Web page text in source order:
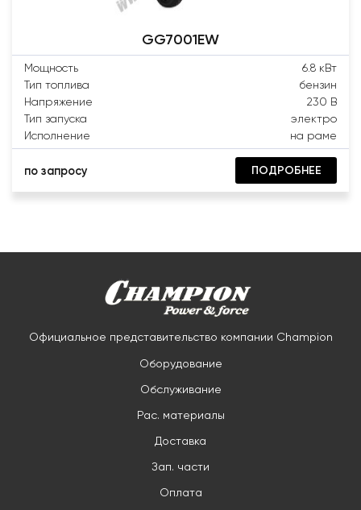
GG7001EW
Мощность
6.8 кВт
Тип топлива
бензин
Напряжение
230 В
Тип запуска
электро
Исполнение
на раме
по запросу ПОДРОБНЕЕ
Официальное представительство компании Champion
Оборудование
Обслуживание
Рас. материалы
Доставка
Зап. части
Оплата